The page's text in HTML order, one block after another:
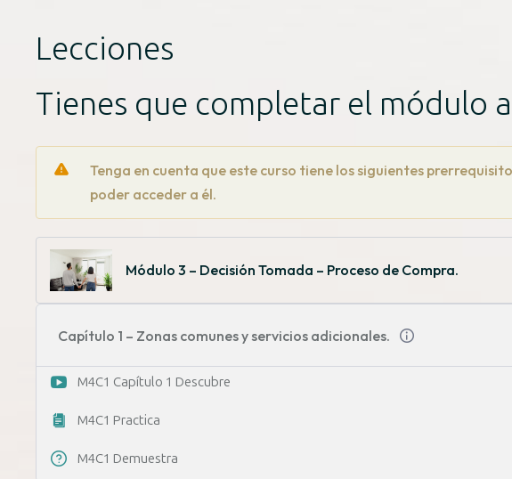
Lecciones
Tienes que completar el módulo
Tenga en cuenta que este curso tiene los siguientes
poder acceder a él.
Módulo 3 – Decisión Tomada – Proceso de Compra.
Capítulo 1 – Zonas comunes y servicios adicionales.
M4C1 Capítulo 1 Descubre
M4C1 Practica
M4C1 Demuestra